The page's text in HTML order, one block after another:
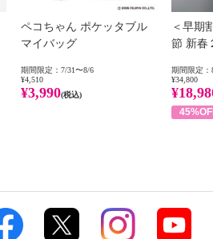
ペコちゃん ポケッタブル
マイバッグ
期間限定：7/31〜8/6
¥4,510
¥3,990(税込)
＜早期
節 新春
期間限定：
¥34,800